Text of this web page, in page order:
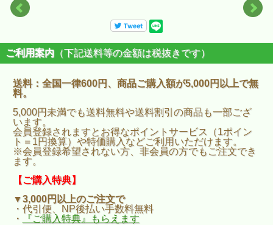
ご利用案内 （下記送料等の金額は税抜きです）
送料：全国一律600円、商品ご購入額が5,000円以上で無
料。
5,000円未満でも送料無料や送料割引の商品も一部ござ
います。
会員登録されますとお得なポイントサービス（1ポイン
ト＝1円換算）や特価購入などご利用いただけます。
※会員登録希望されない方、非会員の方でもご注文でき
ます。
【ご購入特典】
▼3,000円以上のご注文で
・代引便、NP後払い手数料無料
・
『ご購入特典』もらえます